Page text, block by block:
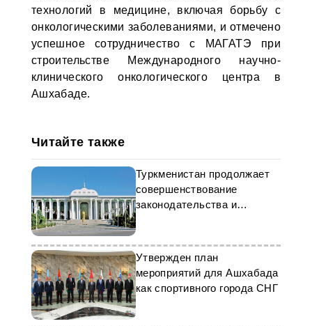
технологий в медицине, включая борьбу с
онкологическими заболеваниями, и отмечено
успешное сотрудничество с МАГАТЭ при
строительстве Международного научно-
клинического онкологического центра в
Ашхабаде.
Читайте также
Туркменистан продолжает
совершенствование
законодательства и
правовых актов
Утвержден план
мероприятий для Ашхабада
как спортивного города СНГ